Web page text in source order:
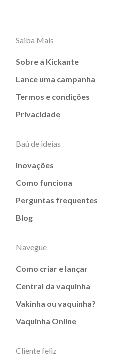
Saiba Mais
Sobre a Kickante
Lance uma campanha
Termos e condições
Privacidade
Baú de ideias
Inovações
Como funciona
Perguntas frequentes
Blog
Navegue
Como criar e lançar
Central da vaquinha
Vakinha ou vaquinha?
Vaquinha Online
Cliente feliz